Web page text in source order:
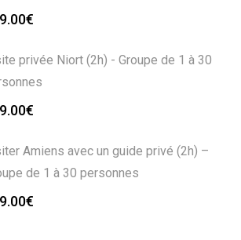
€
privée Niort (2h) - Groupe de 1 à 30
€
Amiens avec un guide privé (2h) –
de 1 à 30 personnes
€